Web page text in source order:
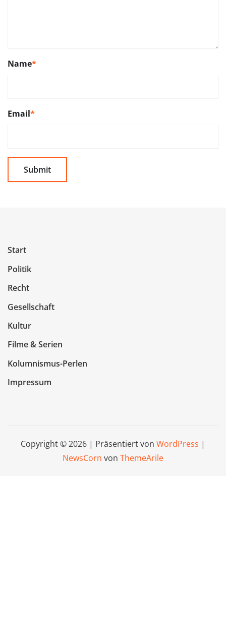
Name*
Email*
Start
Politik
Recht
Gesellschaft
Kultur
Filme & Serien
Kolumnismus-Perlen
Impressum
Copyright © 2026 | Präsentiert von WordPress |
NewsCorn von ThemeArile